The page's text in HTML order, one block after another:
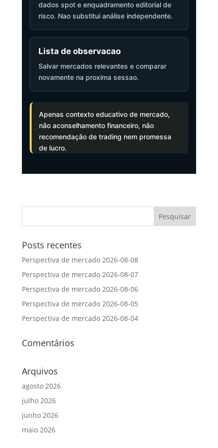
dados spot e enquadramento editorial de
risco. Nao substitui análise independente.
Lista de observacao
Salvar mercados relevantes e comparar
novamente na proxima sessao.
Apenas contexto educativo de mercado,
não aconselhamento financeiro, não
recomendação de trading nem promessa
de lucro.
Posts recentes
Perspectiva de mercado 2026-08-08
Perspectiva de mercado 2026-08-07
Perspectiva de mercado 2026-08-06
Perspectiva de mercado 2026-08-05
Perspectiva de mercado 2026-08-04
Comentários
Arquivos
agosto 2026
julho 2026
junho 2026
maio 2026